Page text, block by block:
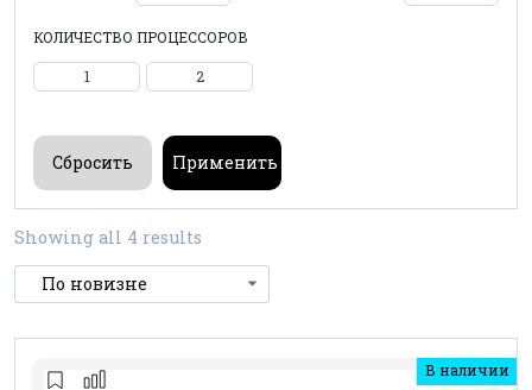
КОЛИЧЕСТВО ПРОЦЕССОРОВ
1 2
Showing all 4 results
В наличии